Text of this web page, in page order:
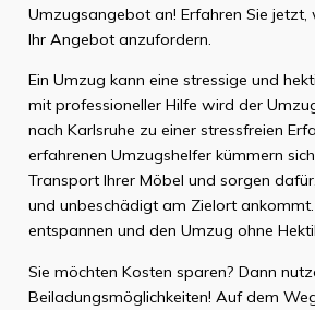
Umzugsangebot an! Erfahren Sie jetzt,
Ihr Angebot anzufordern.
Ein Umzug kann eine stressige und
mit professioneller Hilfe wird der
nach Karlsruhe zu einer stressfreien
erfahrenen Umzugshelfer kümmern
Transport Ihrer Möbel und sorgen
und unbeschädigt am Zielort ankommt.
entspannen und den Umzug ohne
Sie möchten Kosten sparen? Dann
Beiladungsmöglichkeiten! Auf dem